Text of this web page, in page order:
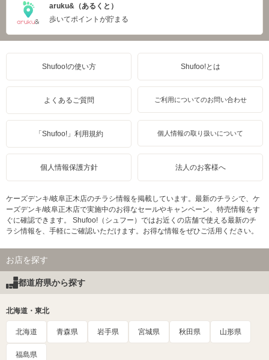
aruku&（あるくと）
歩いてポイントが貯まる
Shufoo!の使い方 Shufoo!とは
よくあるご質問 ご利用についてのお問い合わせ
「Shufoo!」利用規約 個人情報の取り扱いについて
個人情報保護方針 法人のお客様へ
ケーズデンキ/岐阜正木店のチラシ情報を掲載しています。最新のチラシで、ケ
ーズデンキ/岐阜正木店で実施中のお得なセールやキャンペーン、特売情報をす
ぐに確認できます。 Shufoo!（シュフー）ではお近くの店舗で使える最新のチ
ラシ情報を、手軽にご確認いただけます。お得な情報をぜひご活用ください。
お店を探す
都道府県から探す
北海道・東北
北海道 青森県 岩手県 宮城県 秋田県 山形県
福島県